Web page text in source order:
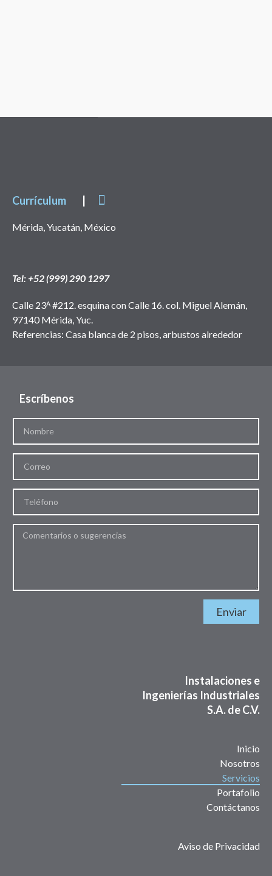
Currículum
Mérida, Yucatán, México
Tel: +52 (999) 290 1297
Calle 23ᴬ #212. esquina con Calle 16. col. Miguel Alemán,
97140 Mérida, Yuc.
Referencias: Casa blanca de 2 pisos, arbustos alrededor
Escríbenos
Enviar
Instalaciones e
Ingenierías Industriales
S.A. de C.V.
Inicio
Nosotros
Servicios
Portafolio
Contáctanos
Aviso de Privacidad